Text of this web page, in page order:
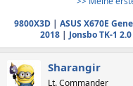
9800X3D| ASUS X670E Gene
2018| Jonsbo TK-1 2.0
Sharangir
Lt. Commander